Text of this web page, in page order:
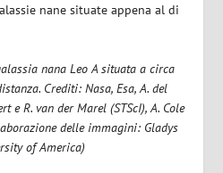
nane situate appena al di
nana Leo A situata a circa
Crediti: Nasa, Esa, A. del
e R. van der Marel (STScI), A. Cole
delle immagini: Gladys
of America)